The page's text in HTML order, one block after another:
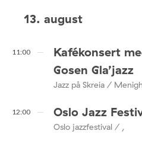
13. august
11:00
Kafékonsert
Gosen Gla’jazz
Jazz på Skreia /
12:00 Oslo Jazz
Oslo jazzfestival / ,